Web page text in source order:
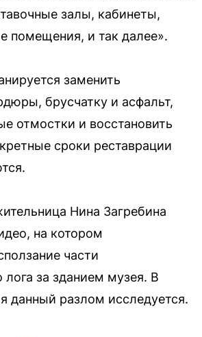
залы, кабинеты,
помещения, и так далее».
заменить
брусчатку и асфальт,
отмостки и восстановить
сроки реставрации
Нина Загребина
на котором
части
лога за зданием музея. В
данный разлом исследуется.